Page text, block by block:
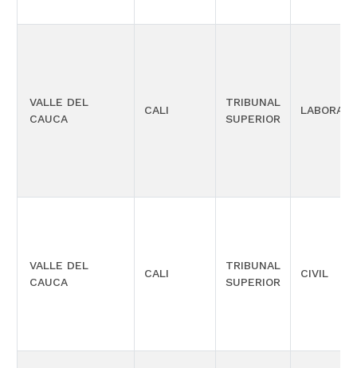
VALLE DEL
CAUCA
CALI
TRIBUNAL
SUPERIOR
LABORAL
VALLE DEL
CAUCA
CALI
TRIBUNAL
SUPERIOR
CIVIL